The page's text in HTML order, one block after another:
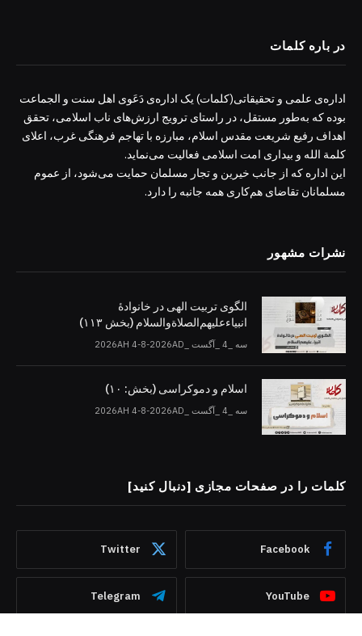
در باره کلمات
اداره‌ی علمی و تحقیقاتی(کلمات) یک اداره‌ی دَعَوی اهل سنت و الجماعت
بوده که به‌طور مستقل، در راستای ترویج ارزش‌های ناب اسلامی، تحقق
اهداف رفیع شریعت مقدس اسلام، مبارزه با تهاجم فرهنگی غرب، اعلای
کلمة الله و بیداری امت اسلامی فعالیت می‌نماید.
این اداره که از جانب خیرین و تجار مسلمان حمایت می‌شود، از عموم
مسلمانان تقاضای هم‌کاری همه جانبه را دارد.
نشرات مشهور
الگوی تربیت الهی در خانوادۀ
انبیاءعلیهم‌الصلاةو‌السلام (بخش ۱۱۳)
سه _4 _آگست _2026AH 4-8-2026AD
اسلام و دموکراسی (بخش: ۱۰)
سه _4 _آگست _2026AH 4-8-2026AD
کلمات را در صفحات مجازی [دنبال کنید]
Facebook
Twitter
YouTube
Telegram